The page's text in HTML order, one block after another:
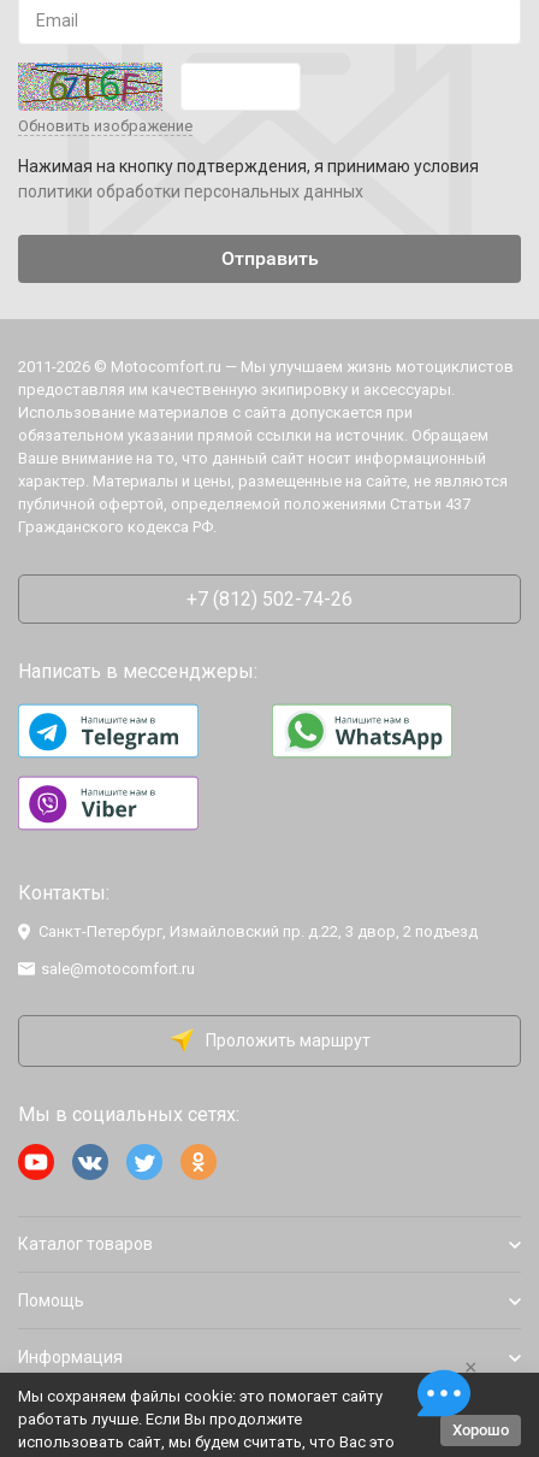
Обновить изображение
Нажимая на кнопку подтверждения, я принимаю условия
политики обработки персональных данных
2011-2026 © Motocomfort.ru — Мы улучшаем жизнь мотоциклистов
предоставляя им качественную экипировку и аксессуары.
Использование материалов с сайта допускается при
обязательном указании прямой ссылки на источник. Обращаем
Ваше внимание на то, что данный сайт носит информационный
характер. Материалы и цены, размещенные на сайте, не являются
публичной офертой, определяемой положениями Статьи 437
Гражданского кодекса РФ.
+7 (812) 502-74-26
Написать в мессенджеры:
Контакты:
Санкт-Петербург, Измайловский пр. д.22, 3 двор, 2 подъезд
sale@motocomfort.ru
Проложить маршрут
Мы в социальных сетях:
Каталог товаров
Помощь
Информация
Политика персональных данных
Мы сохраняем файлы cookie: это помогает сайту
работать лучше. Если Вы продолжите
использовать сайт, мы будем считать, что Вас это
Хорошо
×